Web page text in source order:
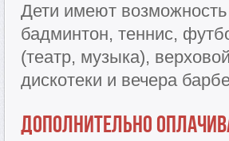
Дети имеют
бадминтон, теннис,
(театр, музыка),
дискотеки и вечера
Дополнительно